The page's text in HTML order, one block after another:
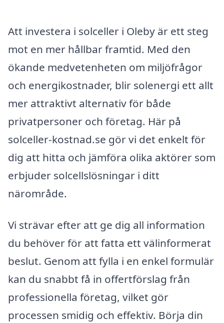
Att investera i solceller i Oleby är ett steg
mot en mer hållbar framtid. Med den
ökande medvetenheten om miljöfrågor
och energikostnader, blir solenergi ett allt
mer attraktivt alternativ för både
privatpersoner och företag. Här på
solceller-kostnad.se gör vi det enkelt för
dig att hitta och jämföra olika aktörer som
erbjuder solcellslösningar i ditt
närområde.
Vi strävar efter att ge dig all information
du behöver för att fatta ett välinformerat
beslut. Genom att fylla i en enkel formulär
kan du snabbt få in offertförslag från
professionella företag, vilket gör
processen smidig och effektiv. Börja din